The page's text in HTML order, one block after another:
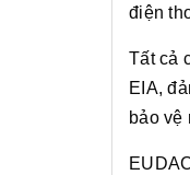
điện
Tất cả
EIA,
bảo vệ